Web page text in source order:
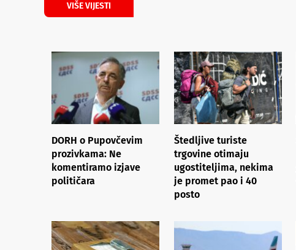
VIŠE VIJESTI
DORH o Pupovčevim
prozivkama: Ne
komentiramo izjave
političara
Štedljive turiste
trgovine otimaju
ugostiteljima, nekima
je promet pao i 40
posto